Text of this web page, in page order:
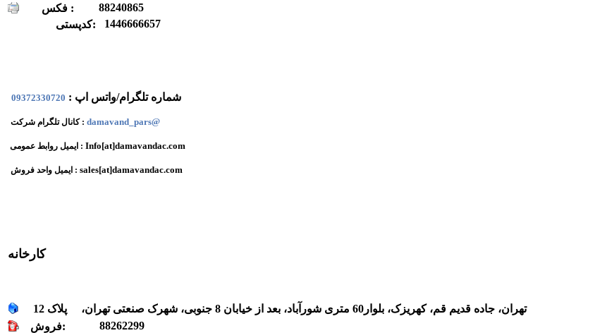
فکس :
88240865
کدپستی:
1446666657
شماره تلگرام/واتس اپ :
کانال تلگرام شرکت : damavand_pars@
ایمیل روابط عمومی : Info[at]damavandac.com
ایمیل واحد فروش : sales[at]damavandac.com
کارخانه
تهران، جاده قدیم قم، کهریزک، بلوار60 متری شورآباد، بعد از خیابان 8 جنوبی، شهرک صنعتی تهران، پلاک 12
فروش:
88262299